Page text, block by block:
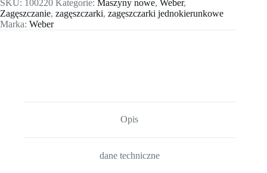
SKU: 100220 Kategorie: Maszyny nowe, Weber,
Zagęszczanie, zagęszczarki, zagęszczarki jednokierunkowe
Marka: Weber
Opis
dane techniczne